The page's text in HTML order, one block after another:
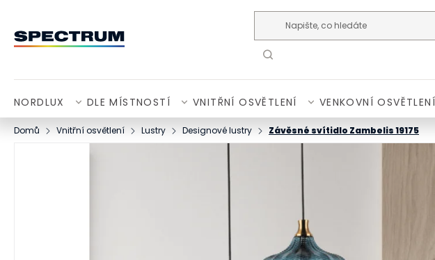
NORDLUX DLE MÍSTNOSTÍ VNITŘNÍ OSVĚTLENÍ VENKOVNÍ OSVĚTLENÍ
Domů Vnitřní osvětlení Lustry Designové lustry Závěsné svítidlo Zambelis 19175